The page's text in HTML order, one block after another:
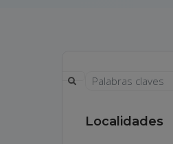
Localidades